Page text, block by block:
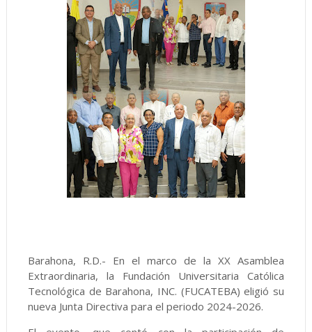
Barahona, R.D.- En el marco de la XX Asamblea
Extraordinaria, la Fundación Universitaria Católica
Tecnológica de Barahona, INC. (FUCATEBA) eligió su
nueva Junta Directiva para el periodo 2024-2026.